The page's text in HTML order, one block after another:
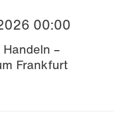
00:00
–
Frankfurt